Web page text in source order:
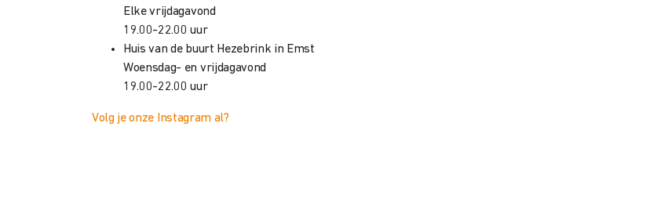
Elke vrijdagavond
19.00-22.00 uur
Huis van de buurt Hezebrink in Emst
Woensdag- en vrijdagavond
19.00-22.00 uur
Volg je onze Instagram al?